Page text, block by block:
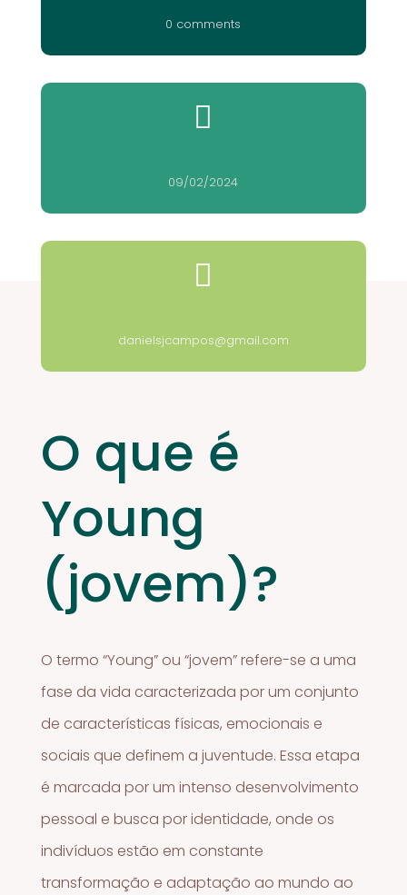
0 comments

09/02/2024

danielsjcampos@gmail.com
O que é
Young
(jovem)?
O termo “Young” ou “jovem” refere-se a uma
fase da vida caracterizada por um conjunto
de características físicas, emocionais e
sociais que definem a juventude. Essa etapa
é marcada por um intenso desenvolvimento
pessoal e busca por identidade, onde os
indivíduos estão em constante
transformação e adaptação ao mundo ao